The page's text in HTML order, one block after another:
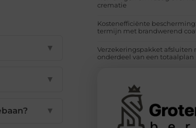
▼
▼
▼
crematie
Kostenefficiënte
termijn met brandwerend
Verzekeringspakket afsluiten
onderdeel van een totaalplan